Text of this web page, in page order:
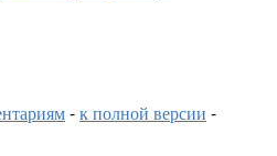
-к полной версии -